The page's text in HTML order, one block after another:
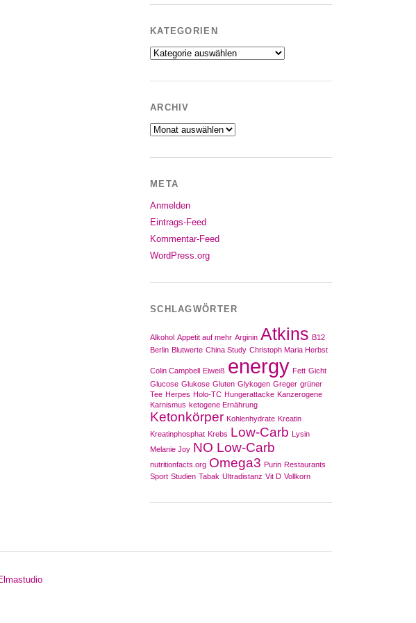
KATEGORIEN
Kategorien
ARCHIV
Archiv
META
Anmelden
Eintrags-Feed
Kommentar-Feed
WordPress.org
SCHLAGWÖRTER
Alkohol Appetit auf mehr Arginin Atkins B12
Berlin Blutwerte China Study Christoph Maria Herbst
Colin Campbell Eiweiß energy Fett Gicht
Glucose Glukose Gluten Glykogen Greger grüner
Tee Herpes Holo-TC Hungerattacke Kanzerogene
Karnismus ketogene Ernährung
Ketonkörper Kohlenhydrate Kreatin
Kreatinphosphat Krebs Low-Carb Lysin
Melanie Joy NO Low-Carb
nutritionfacts.org Omega3 Purin Restaurants
Sport Studien Tabak Ultradistanz Vit D Vollkorn